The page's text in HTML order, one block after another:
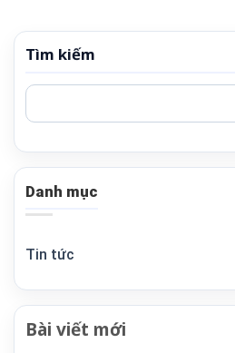
Tìm kiếm
Danh mục
Tin tức
Bài viết mới